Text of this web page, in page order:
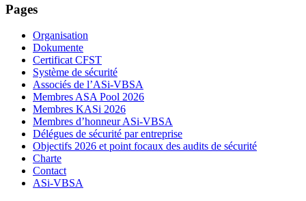
Pages
Organisation
Dokumente
Certificat CFST
Système de sécurité
Associés de l’ASi-VBSA
Membres ASA Pool 2026
Membres KASi 2026
Membres d’honneur ASi-VBSA
Délégues de sécurité par entreprise
Objectifs 2026 et point focaux des audits de sécurité
Charte
Contact
ASi-VBSA